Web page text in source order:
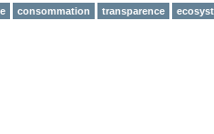
consommation transparence